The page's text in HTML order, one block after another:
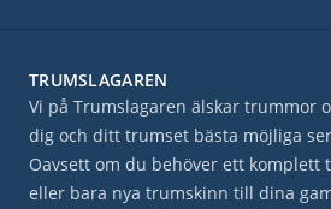
TRUMSLAGAREN
Vi på Trumslagaren älskar trummor
dig och ditt trumset bästa möjliga
Oavsett om du behöver ett komplett
eller bara nya trumskinn till dina